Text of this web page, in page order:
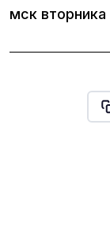
мск